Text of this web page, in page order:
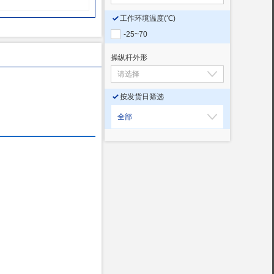
工作环境温度(℃)
-25~70
操纵杆外形
按发货日筛选
全部